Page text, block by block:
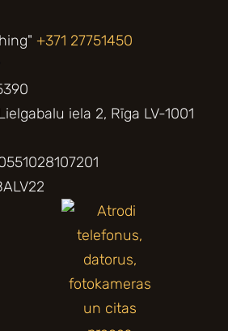
+371 27751450
iela 2, Rīga LV-1001